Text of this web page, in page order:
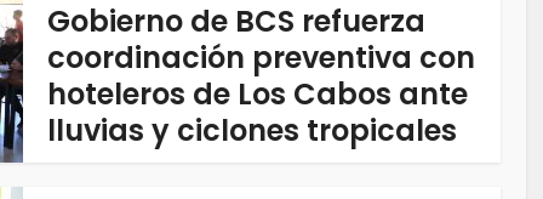
Gobierno de BCS refuerza
coordinación preventiva con
hoteleros de Los Cabos ante
lluvias y ciclones tropicales